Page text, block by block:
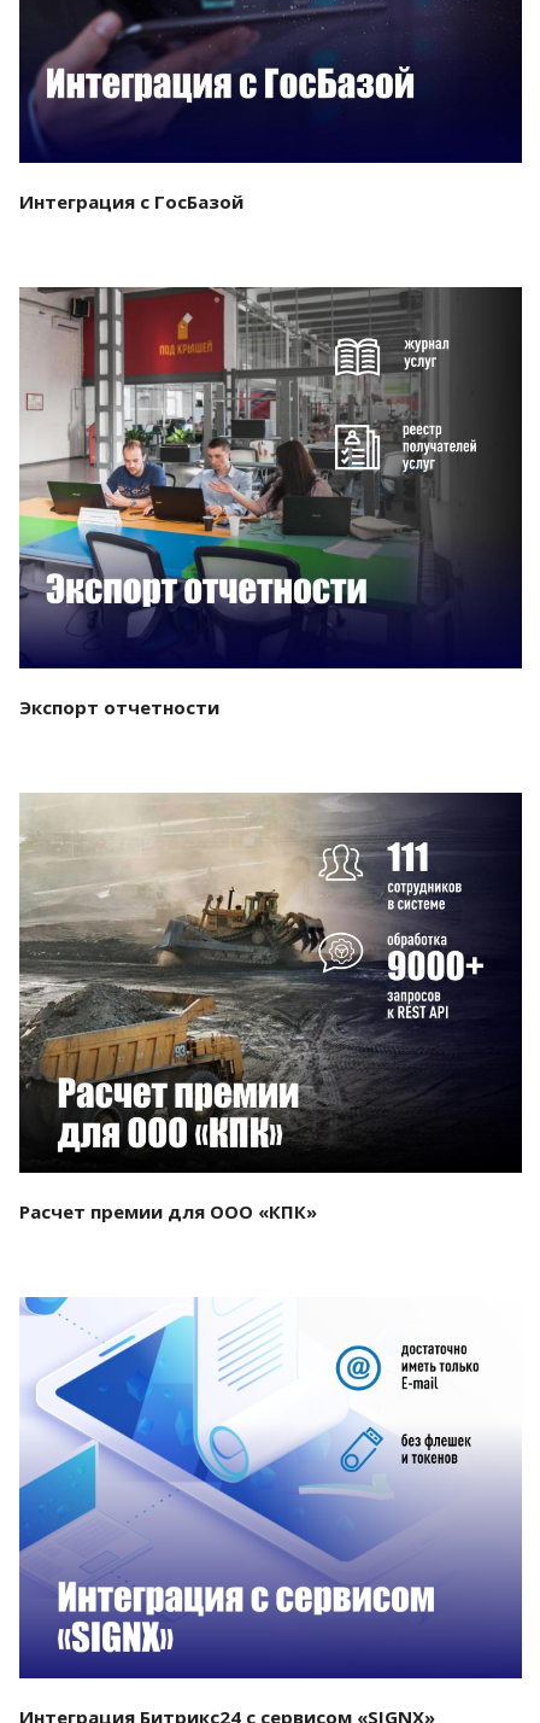
Интеграция с ГосБазой
Смотреть проект
Экспорт отчетности
Смотреть проект
Расчет премии для ООО «КПК»
Смотреть проект
Интеграция Битрикс24 с сервисом «SIGNX»